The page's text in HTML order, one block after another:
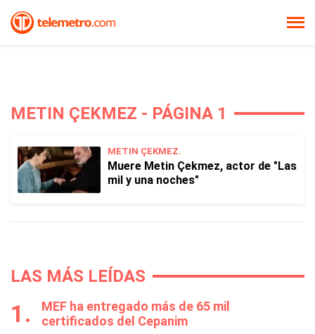
METIN ÇEKMEZ - PÁGINA 1
METIN ÇEKMEZ.
Muere Metin Çekmez, actor de "Las
mil y una noches"
LAS MÁS LEÍDAS
MEF ha entregado más de 65 mil
certificados del Cepanim